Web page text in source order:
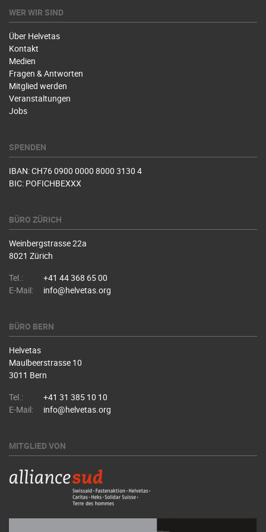
WER WIR SIND
Über Helvetas
Kontakt
Medien
Fragen & Antworten
Mitglied werden
Veranstaltungen
Jobs
SPENDEN
IBAN: CH76 0900 0000 8000 3130 4
BIC: POFICHBEXXX
BÜRO ZÜRICH
Weinbergstrasse 22a
8021 Zürich
Tel.:
+41 44 368 65 00
E-Mail:
info@helvetas.org
BÜRO BERN
Helvetas
Maulbeerstrasse 10
3011 Bern
Tel.:
+41 31 385 10 10
E-Mail:
info@helvetas.org
MITGLIED VON